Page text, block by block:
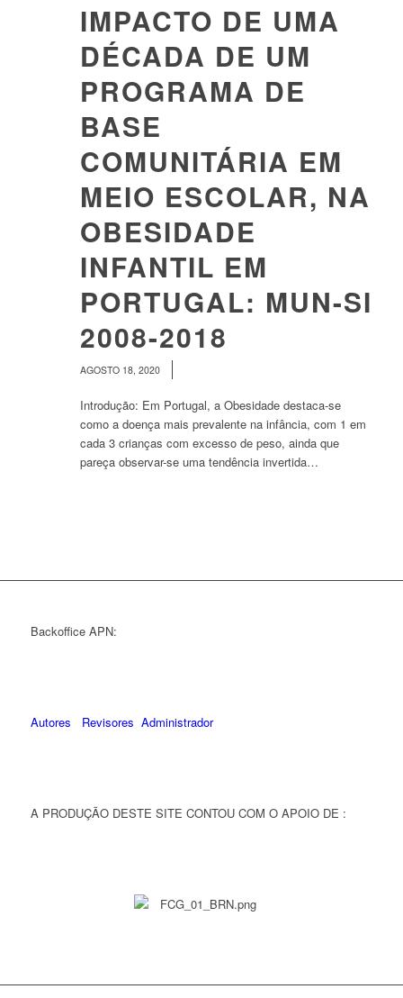
IMPACTO DE UMA
DÉCADA DE UM
PROGRAMA DE
BASE
COMUNITÁRIA EM
MEIO ESCOLAR, NA
OBESIDADE
INFANTIL EM
PORTUGAL: MUN-SI
2008-2018
AGOSTO 18, 2020
Introdução: Em Portugal, a Obesidade destaca-se
como a doença mais prevalente na infância, com 1 em
cada 3 crianças com excesso de peso, ainda que
pareça observar-se uma tendência invertida…
Backoffice APN:
Autores Revisores Administrador
A PRODUÇÃO DESTE SITE CONTOU COM O APOIO DE :